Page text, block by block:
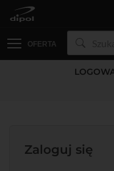
OFERTA
Zaloguj się